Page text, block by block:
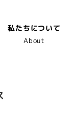
私たちについて
About